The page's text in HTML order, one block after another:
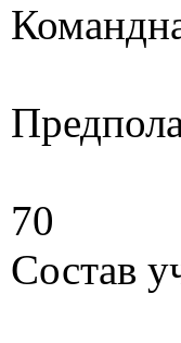
70
Состав